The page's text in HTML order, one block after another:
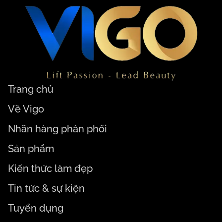
Trang chủ
Về Vigo
Nhãn hàng phân phối
Sản phẩm
Kiến thức làm đẹp
Tin tức & sự kiện
Tuyển dụng